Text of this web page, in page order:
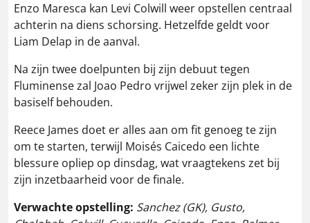
Enzo Maresca kan Levi Colwill weer opstellen centraal
achterin na diens schorsing. Hetzelfde geldt voor
Liam Delap in de aanval.
Na zijn twee doelpunten bij zijn debuut tegen
Fluminense zal Joao Pedro vrijwel zeker zijn plek in de
basiself behouden.
Reece James doet er alles aan om fit genoeg te zijn
om te starten, terwijl Moisés Caicedo een lichte
blessure opliep op dinsdag, wat vraagtekens zet bij
zijn inzetbaarheid voor de finale.
Verwachte opstelling: Sanchez (GK), Gusto,